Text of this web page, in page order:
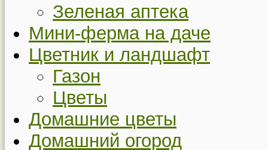
Зеленая аптека
Мини-ферма на даче
Цветник и ландшафт
Газон
Цветы
Домашние цветы
Домашний огород